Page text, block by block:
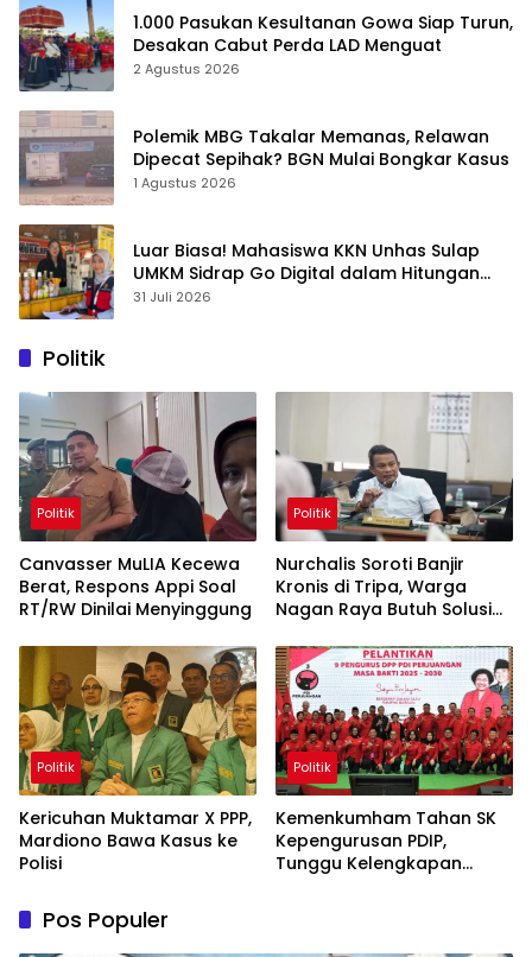
1.000 Pasukan Kesultanan Gowa Siap Turun,
Desakan Cabut Perda LAD Menguat
2 Agustus 2026
Polemik MBG Takalar Memanas, Relawan
Dipecat Sepihak? BGN Mulai Bongkar Kasus
1 Agustus 2026
Luar Biasa! Mahasiswa KKN Unhas Sulap
UMKM Sidrap Go Digital dalam Hitungan
Hari
31 Juli 2026
Politik
Politik
Canvasser MuLIA Kecewa
Berat, Respons Appi Soal
RT/RW Dinilai Menyinggung
Politik
Nurchalis Soroti Banjir
Kronis di Tripa, Warga
Nagan Raya Butuh Solusi
Politik
Kericuhan Muktamar X PPP,
Mardiono Bawa Kasus ke
Polisi
Politik
Kemenkumham Tahan SK
Kepengurusan PDIP,
Tunggu Kelengkapan
Pos Populer